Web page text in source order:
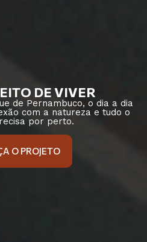
DE VIVER
de Pernambuco, o dia a dia
com a natureza e tudo o
por perto.
O PROJETO